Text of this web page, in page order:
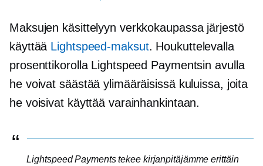
Maksujen käsittelyyn verkkokaupassa järjestö
käyttää Lightspeed-maksut. Houkuttelevalla
prosenttikorolla Lightspeed Paymentsin avulla
he voivat säästää ylimääräisissä kuluissa, joita
he voisivat käyttää varainhankintaan.
Lightspeed Payments tekee kirjanpitäjämme erittäin